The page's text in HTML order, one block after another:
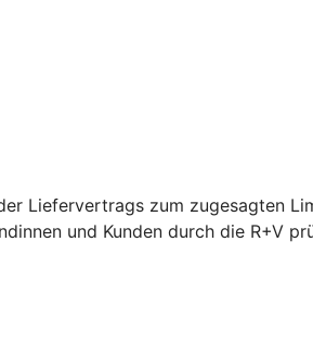
Liefervertrags zum zugesagten
und Kunden durch die R+V